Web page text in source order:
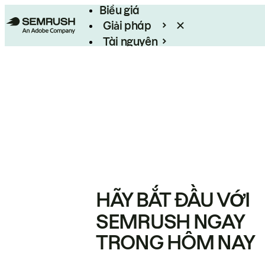
Biểu giá
Giải pháp
Tài nguyên
HÃY BẮT ĐẦU VỚI
SEMRUSH NGAY
TRONG HÔM NAY